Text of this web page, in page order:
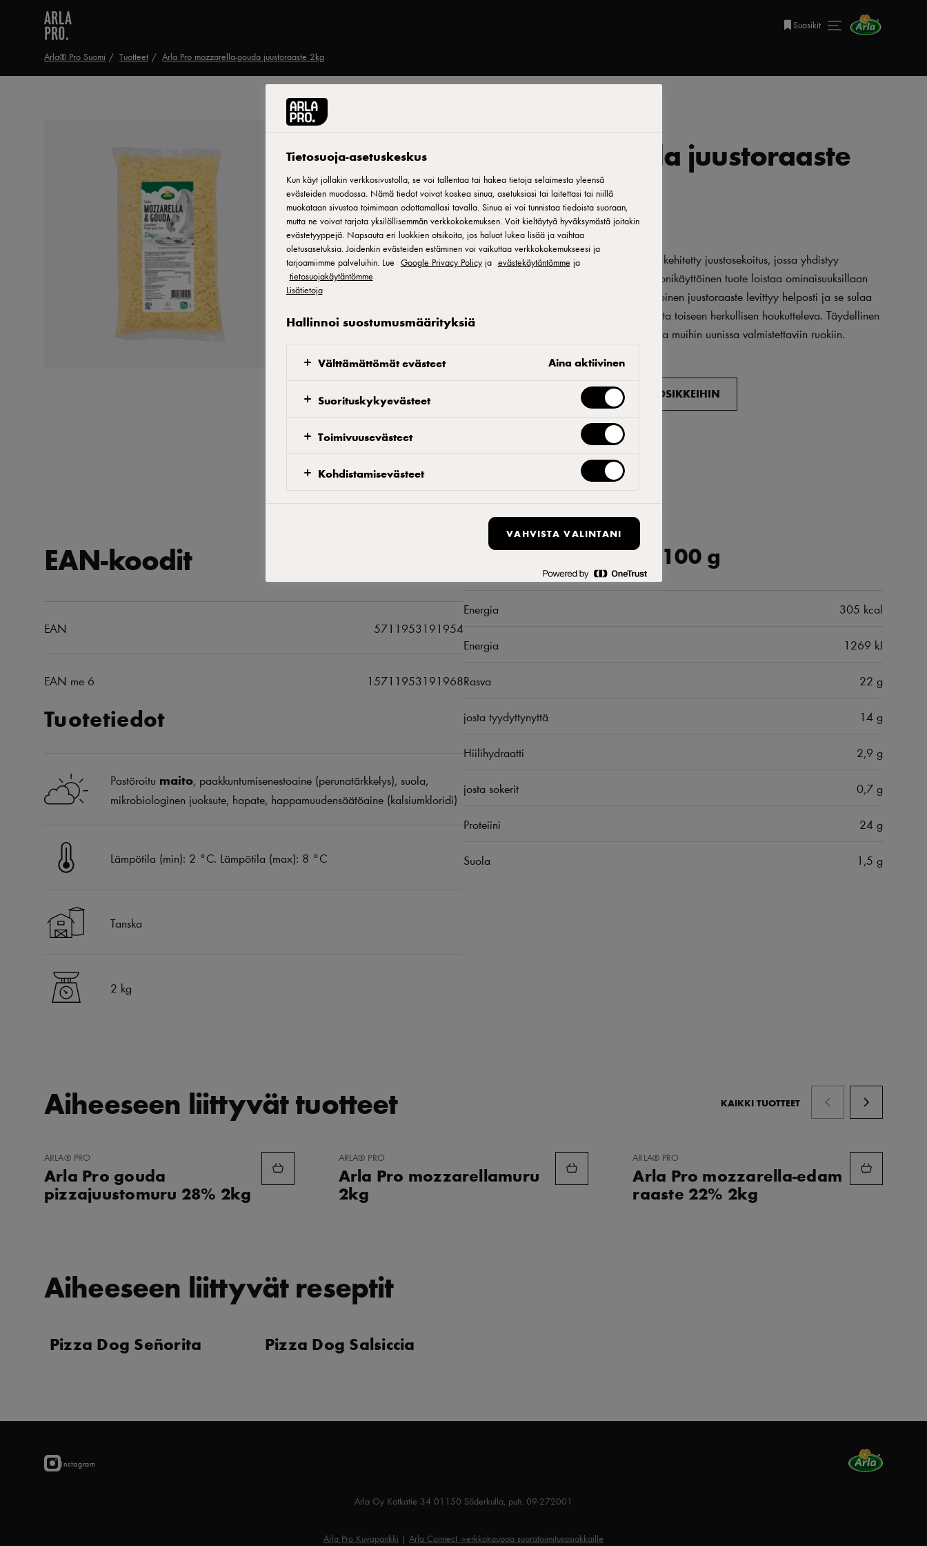
Suosikit
Arla® Pro Suomi Tuotteet Arla Pro mozzarella-gouda juustoraaste 2kg
ARLA® PRO
Arla Pro mozzarella-gouda juustoraaste
2kg
ID: 598732
Arla Pro mozzarella-gouda juustoraaste on ammattikeittiöiden tarpeisiin kehitetty juustosekoitus, jossa yhdistyy
mozzarellan upea venyvyys sekä goudan aromikkuus ja ruskistuvuus. Monikäyttöinen tuote loistaa ominaisuuksillaan
etenkin suuremman volyymin ruoanvalmistuksessa: irtonainen ja tasakokoinen juustoraaste levittyy helposti ja se sulaa
erilaisissa uuneissa ja lämpötiloissa nopeasti – paistoväristä tulee kerrasta toiseen herkullisen houkutteleva. Täydellinen
valinta esimerkiksi pizzoihin, gratiineihin, lasagneihin, lämpimiin leipiin ja muihin uunissa valmistettaviin ruokiin.
KATSO, MISTÄ VOIT OSTAA TUOTTEEN LISÄÄ SUOSIKKEIHIN
Löydä yhteyshenkilösi
Tuotetiedot
Pastöroitu maito, paakkuntumisenestoaine (perunatärkkelys), suola,
mikrobiologinen juoksute, hapate, happamuudensäätöaine (kalsiumkloridi)
Lämpötila (min): 2 °C. Lämpötila (max): 8 °C
Tanska
2 kg
EAN-koodit
EAN 5711953191954
EAN me 6 15711953191968
Ravintosisältö per 100 g
Energia 305 kcal
Energia 1269 kJ
Rasva 22 g
josta tyydyttynyttä 14 g
Hiilihydraatti 2,9 g
josta sokerit 0,7 g
Proteiini 24 g
Suola 1,5 g
Aiheeseen liittyvät tuotteet KAIKKI TUOTTEET
LISÄÄ
ARLA® PRO
Arla Pro gouda
pizzajuustomuru 28% 2kg
LISÄÄ
ARLA® PRO
Arla Pro mozzarellamuru
2kg
LISÄÄ
ARLA® PRO
Arla Pro mozzarella-edam
raaste 22% 2kg
Aiheeseen liittyvät reseptit
Pizza Dog Señorita Pizza Dog Salsiccia
Instagram
Arla Oy Kotkatie 34 01150 Söderkulla, puh. 09-272001
Arla Pro Kuvapankki | Arla Connect -verkkokauppa suoratoimitusasiakkaille
Tietosuoja-asetuskeskus
Kun käyt jollakin verkkosivustolla, se voi tallentaa tai hakea tietoja selaimesta yleensä
evästeiden muodossa. Nämä tiedot voivat koskea sinua, asetuksiasi tai laitettasi tai niillä
muokataan sivustoa toimimaan odottamallasi tavalla. Sinua ei voi tunnistaa tiedoista suoraan,
mutta ne voivat tarjota yksilöllisemmän verkkokokemuksen. Voit kieltäytyä hyväksymästä joitakin
evästetyyppejä. Napsauta eri luokkien otsikoita, jos haluat lukea lisää ja vaihtaa
oletusasetuksia. Joidenkin evästeiden estäminen voi vaikuttaa verkkokokemukseesi ja
tarjoamiimme palveluihin. Lue Google Privacy Policyja evästekäytäntömme ja
tietosuojakäytäntömme
Lisätietoja
Hallinnoi suostumusmäärityksiä
Välttämättömät evästeet Aina aktiivinen
Suorituskykyevästeet
Toimivuusevästeet
Kohdistamisevästeet
VAHVISTA VALINTANI